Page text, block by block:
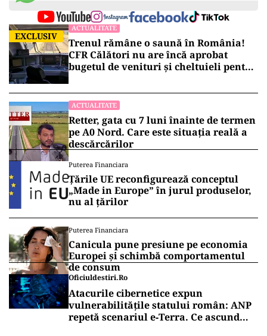
EXCLUSIV
ACTUALITATE
Trenul rămâne o saună în România!
CFR Călători nu are încă aprobat
bugetul de venituri și cheltuieli pentru
ACTUALITATE
Retter, gata cu 7 luni înainte de termen
pe A0 Nord. Care este situația reală a
descărcărilor
Puterea Financiara
Țările UE reconfigurează conceptul
„Made in Europe” în jurul produselor,
nu al țărilor
Puterea Financiara
Canicula pune presiune pe economia
Europei și schimbă comportamentul
de consum
Oficiuldestiri.ro
Atacurile cibernetice expun
vulnerabilitățile statului român: ANP
repetă scenariul e‑Terra. Ce ascund